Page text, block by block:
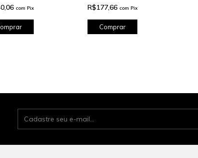
com Pix
R$177,66 com Pix
Comprar